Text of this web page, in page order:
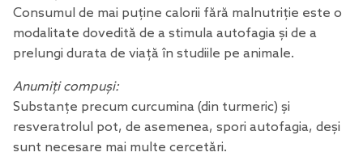
Consumul de mai puține calorii fără malnutriție este o
modalitate dovedită de a stimula autofagia și de a
prelungi durata de viață în studiile pe animale.
Anumiți compuși:
Substanțe precum curcumina (din turmeric) și
resveratrolul pot, de asemenea, spori autofagia, deși
sunt necesare mai multe cercetări.